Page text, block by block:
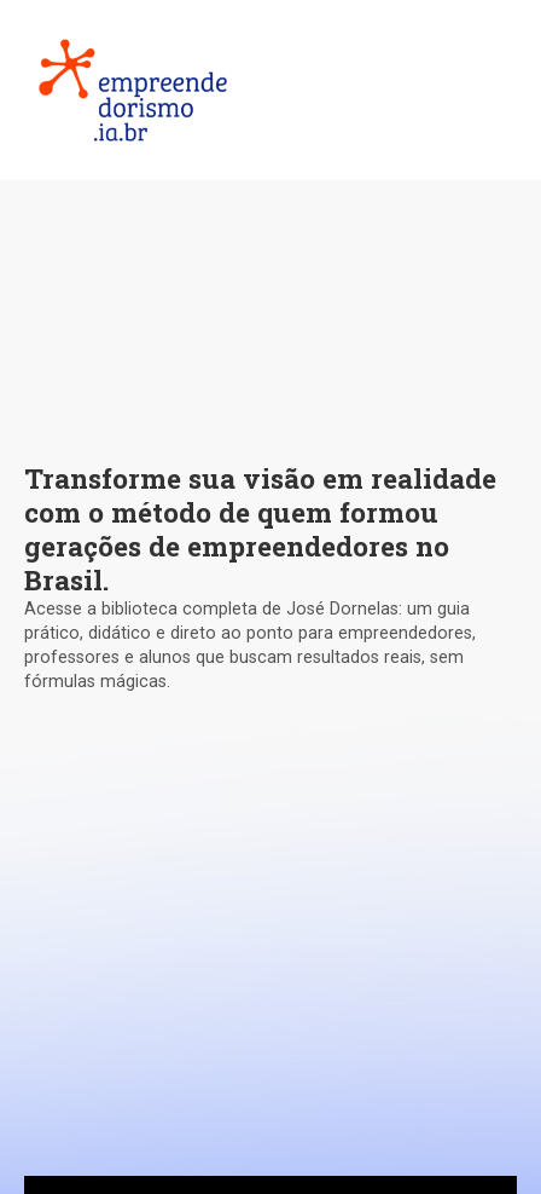
Transforme sua visão em realidade
com o método de quem formou
gerações de empreendedores no
Brasil.
Acesse a biblioteca completa de José Dornelas: um guia
prático, didático e direto ao ponto para empreendedores,
professores e alunos que buscam resultados reais, sem
fórmulas mágicas.